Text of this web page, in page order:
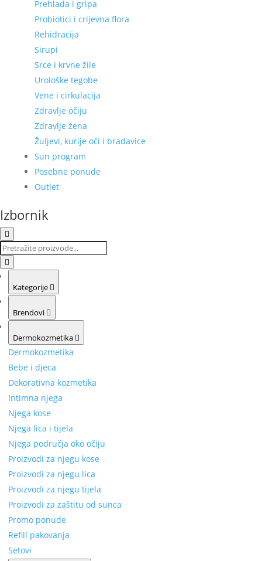
Prehlada i gripa
Probiotici i crijevna flora
Rehidracija
Sirupi
Srce i krvne žile
Urološke tegobe
Vene i cirkulacija
Zdravlje očiju
Zdravlje žena
Žuljevi, kurije oči i bradavice
Sun program
Posebne ponude
Outlet
Izbornik
Kategorije
Brendovi
Dermokozmetika
Dermokozmetika
Bebe i djeca
Dekorativna kozmetika
Intimna njega
Njega kose
Njega lica i tijela
Njega područja oko očiju
Proizvodi za njegu kose
Proizvodi za njegu lica
Proizvodi za njegu tijela
Proizvodi za zaštitu od sunca
Promo ponude
Refill pakovanja
Setovi